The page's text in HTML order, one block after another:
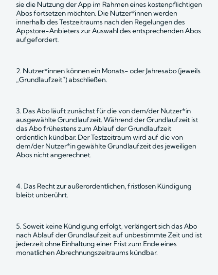
sie die Nutzung der App im Rahmen eines kostenpflichtigen
Abos fortsetzen möchten. Die Nutzer*innen werden
innerhalb des Testzeitraums nach den Regelungen des
Appstore-Anbieters zur Auswahl des entsprechenden Abos
aufgefordert.
2. Nutzer*innen können ein Monats- oder Jahresabo (jeweils
„Grundlaufzeit“) abschließen.
3. Das Abo läuft zunächst für die von dem/der Nutzer*in
ausgewählte Grundlaufzeit. Während der Grundlaufzeit ist
das Abo frühestens zum Ablauf der Grundlaufzeit
ordentlich kündbar. Der Testzeitraum wird auf die von
dem/der Nutzer*in gewählte Grundlaufzeit des jeweiligen
Abos nicht angerechnet.
4. Das Recht zur außerordentlichen, fristlosen Kündigung
bleibt unberührt.
5. Soweit keine Kündigung erfolgt, verlängert sich das Abo
nach Ablauf der Grundlaufzeit auf unbestimmte Zeit und ist
jederzeit ohne Einhaltung einer Frist zum Ende eines
monatlichen Abrechnungszeitraums kündbar.